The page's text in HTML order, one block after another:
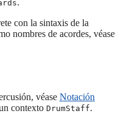
.
con la sintaxis de la
nombres de acordes, véase
véase Notación
contexto DrumStaff.